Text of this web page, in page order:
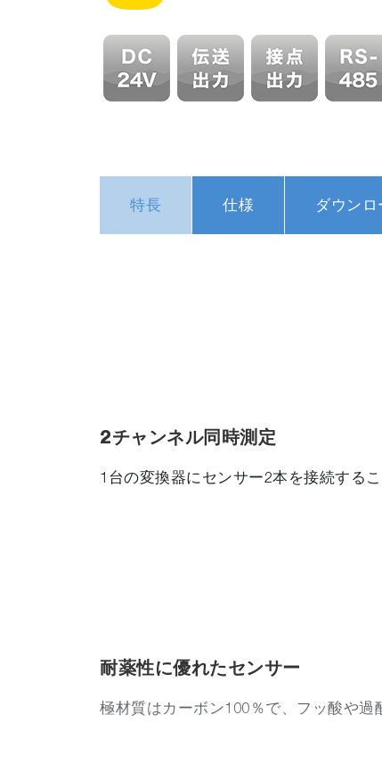
特長 仕様 ダウンロ
2チャンネル同時測定
1台の変換器にセンサー2本を接続する
耐薬性に優れたセンサー
極材質はカーボン100％で、フッ酸や過